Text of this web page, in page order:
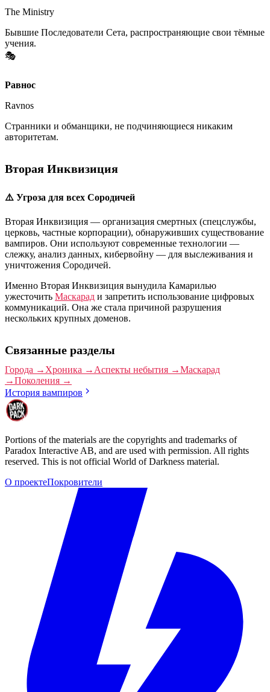
The Ministry
Бывшие Последователи Сета, распространяющие свои тёмные
учения.
🎭
Равнос
Ravnos
Странники и обманщики, не подчиняющиеся никаким
авторитетам.
Вторая Инквизиция
⚠️ Угроза для всех Сородичей
Вторая Инквизиция — организация смертных (спецслужбы,
церковь, частные корпорации), обнаруживших существование
вампиров. Они используют современные технологии —
слежку, анализ данных, кибервойну — для выслеживания и
уничтожения Сородичей.
Именно Вторая Инквизиция вынудила Камарилью
ужесточить Маскарад и запретить использование цифровых
коммуникаций. Она же стала причиной разрушения
нескольких крупных доменов.
Связанные разделы
Города → Хроника → Аспекты небытия →Маскарад
→Поколения →
История вампиров
Portions of the materials are the copyrights and trademarks of
Paradox Interactive AB, and are used with permission. All rights
reserved. This is not official World of Darkness material.
О проектеПокровители